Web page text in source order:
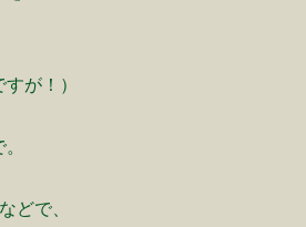
が！）
どで、